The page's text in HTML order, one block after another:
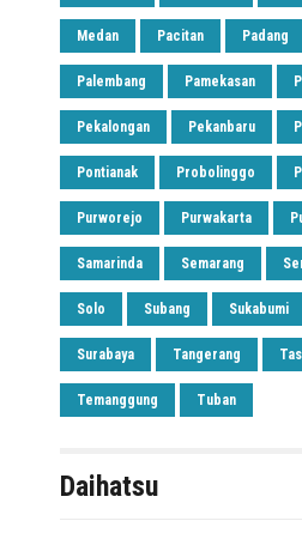
Medan Pacitan Padang
Palembang Pamekasan
Pekalongan Pekanbaru
Pontianak Probolinggo
Purworejo Purwakarta
Samarinda Semarang
Solo Subang Sukabumi
Surabaya Tangerang
Temanggung Tuban
Daihatsu